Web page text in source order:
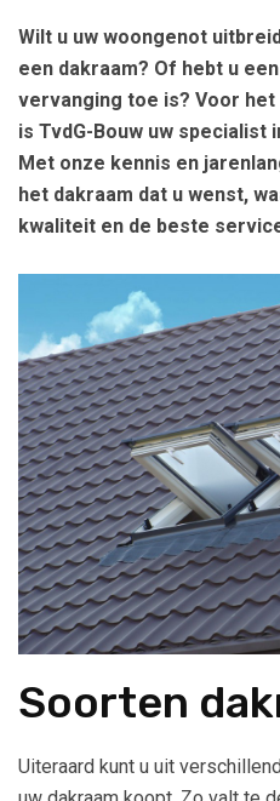
Wilt u uw woongenot
een dakraam? Of hebt u
vervanging toe is? Voor het
is TvdG-Bouw uw specialist
Met onze kennis en
het dakraam dat u wenst,
kwaliteit en de beste
Soorten
Uiteraard kunt u uit